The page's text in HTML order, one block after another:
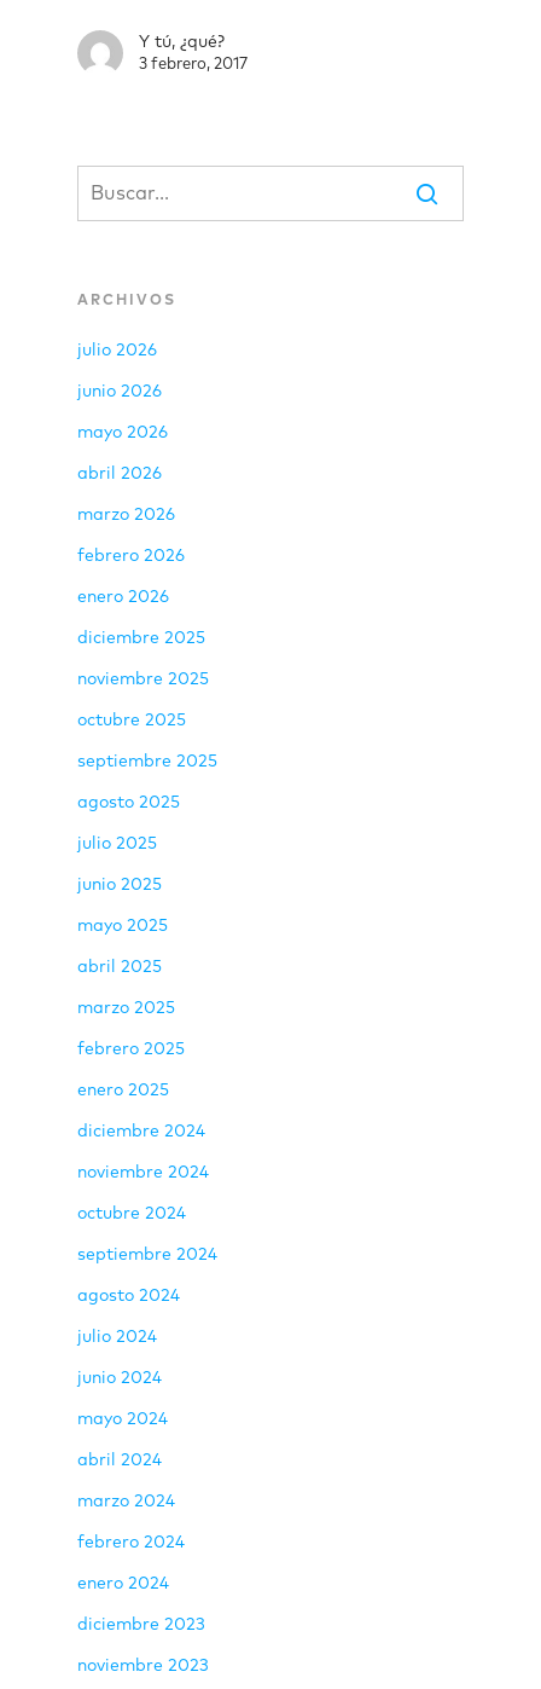
Y tú, ¿qué?
3 febrero, 2017
ARCHIVOS
julio 2026
junio 2026
mayo 2026
abril 2026
marzo 2026
febrero 2026
enero 2026
diciembre 2025
noviembre 2025
octubre 2025
septiembre 2025
agosto 2025
julio 2025
junio 2025
mayo 2025
abril 2025
marzo 2025
febrero 2025
enero 2025
diciembre 2024
noviembre 2024
octubre 2024
septiembre 2024
agosto 2024
julio 2024
junio 2024
mayo 2024
abril 2024
marzo 2024
febrero 2024
enero 2024
diciembre 2023
noviembre 2023